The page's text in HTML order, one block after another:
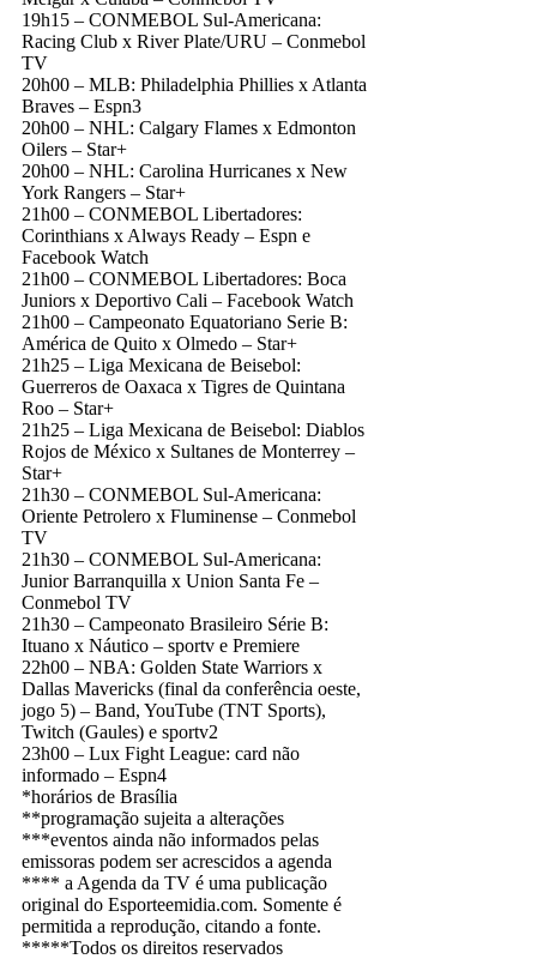
19h15 – CONMEBOL Sul-Americana:
Racing Club x River Plate/URU – Conmebol
TV
20h00 – MLB: Philadelphia Phillies x Atlanta
Braves – Espn3
20h00 – NHL: Calgary Flames x Edmonton
Oilers – Star+
20h00 – NHL: Carolina Hurricanes x New
York Rangers – Star+
21h00 – CONMEBOL Libertadores:
Corinthians x Always Ready – Espn e
Facebook Watch
21h00 – CONMEBOL Libertadores: Boca
Juniors x Deportivo Cali – Facebook Watch
21h00 – Campeonato Equatoriano Serie B:
América de Quito x Olmedo – Star+
21h25 – Liga Mexicana de Beisebol:
Guerreros de Oaxaca x Tigres de Quintana
Roo – Star+
21h25 – Liga Mexicana de Beisebol: Diablos
Rojos de México x Sultanes de Monterrey –
Star+
21h30 – CONMEBOL Sul-Americana:
Oriente Petrolero x Fluminense – Conmebol
TV
21h30 – CONMEBOL Sul-Americana:
Junior Barranquilla x Union Santa Fe –
Conmebol TV
21h30 – Campeonato Brasileiro Série B:
Ituano x Náutico – sportv e Premiere
22h00 – NBA: Golden State Warriors x
Dallas Mavericks (final da conferência oeste,
jogo 5) – Band, YouTube (TNT Sports),
Twitch (Gaules) e sportv2
23h00 – Lux Fight League: card não
informado – Espn4
*horários de Brasília
**programação sujeita a alterações
***eventos ainda não informados pelas
emissoras podem ser acrescidos a agenda
**** a Agenda da TV é uma publicação
original do Esporteemidia.com. Somente é
permitida a reprodução, citando a fonte.
*****Todos os direitos reservados